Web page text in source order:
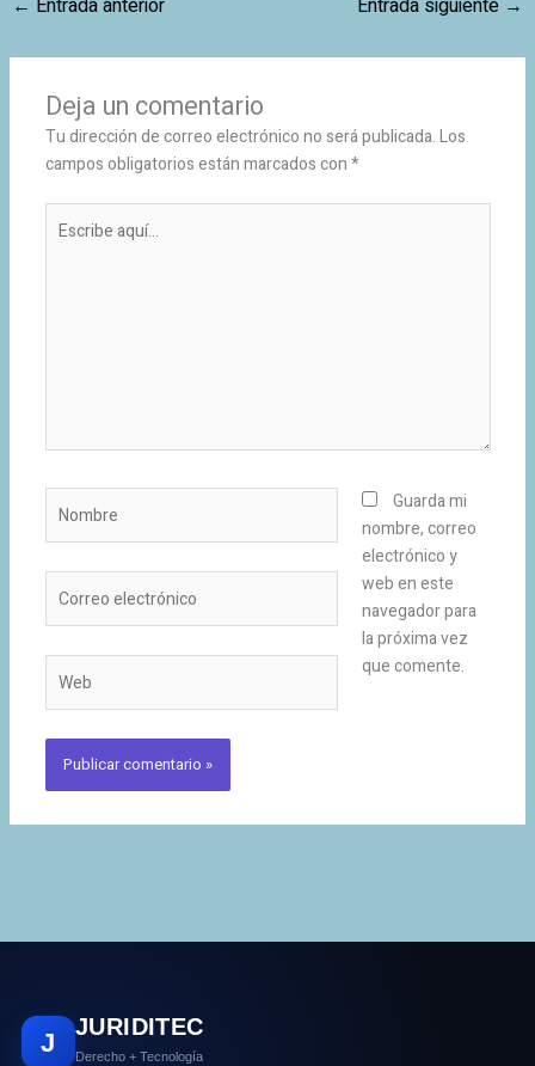
Deja un comentario
Tu dirección de correo electrónico no será publicada.Los
campos obligatorios están marcados con*
aquí...
electrónico
Guarda mi
nombre, correo
electrónico y
web en este
navegador para
la próxima vez
que comente.
J
JURIDITEC
Derecho + Tecnología